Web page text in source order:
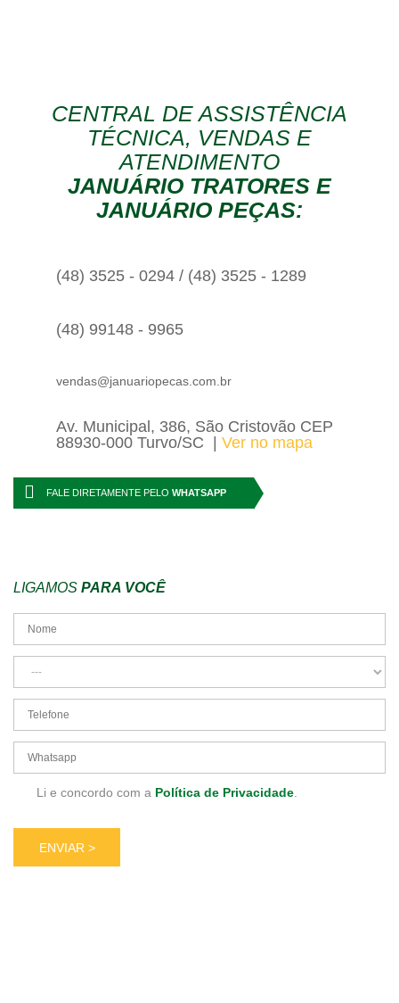
CENTRAL DE ASSISTÊNCIA
TÉCNICA, VENDAS E
ATENDIMENTO
JANUÁRIO TRATORES E
JANUÁRIO PEÇAS:
(48) 3525 - 0294 / (48) 3525 - 1289
(48) 99148 - 9965
vendas@januariopecas.com.br
Av. Municipal, 386, São Cristovão CEP
88930-000 Turvo/SC
Ver no mapa
FALE DIRETAMENTE PELO WHATSAPP
LIGAMOS PARA VOCÊ
Li e concordo com a Política de Privacidade